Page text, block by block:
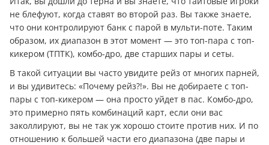
не блефуют, когда ставят во второй раз. Вы также знаете,
что они контролируют банк с парой в мульти-поте. Таким
образом, их диапазон в этот момент — это топ-пара с топ-
кикером (ТПТК), комбо-дро, две старших пары и сеты.
В такой ситуации вы часто увидите рейз от многих парней,
и вы удивитесь: «Почему рейз?!». Вы не добираете с топ-
пары с топ-кикером — она просто уйдет в пас. Комбо-дро,
это примерно пять комбинаций карт, если они вас
заколлируют, вы не так уж хорошо стоите против них. И по
отношению к большей части его диапазона (две пары и